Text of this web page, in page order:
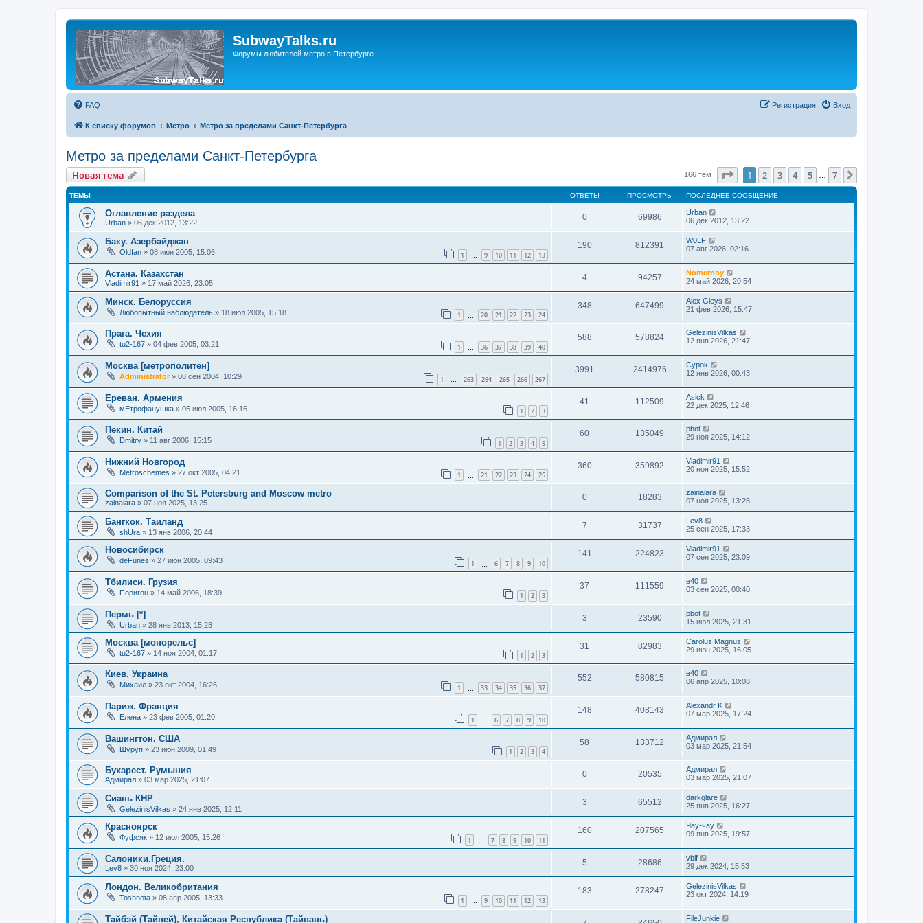
SubwayTalks.ru
Форумы любителей метро в Петербурге
FAQ Вход
Регистрация
К списку форумов Метро Метро за пределами Санкт-Петербурга
Метро за пределами Санкт-Петербурга
Новая тема 166 тем Страница1 из
1 2 3 4 5 7
ТЕМЫ ОТВЕТЫ ПРОСМОТРЫ ПОСЛЕДНЕЕ СООБЩЕНИЕ
Оглавление раздела
Urban » 06 дек 2012, 13:22
0 69986
Urban
06 дек 2012, 13:22
Баку. Азербайджан
Oldfan » 08 июн 2005, 15:06 1 … 9 10 11 12 13
190 812391
W0LF
07 авг 2026, 02:16
Астана. Казахстан
Vladimir91 » 17 май 2026, 23:05
4 94257
Nomernoy
24 май 2026, 20:54
Минск. Белоруссия
Любопытный наблюдатель » 18 июл 2005, 15:18 1 20 21 22 23 24
348 647499
Alex Gleys
21 фев 2026, 15:47
Прага. Чехия
tu2-167 » 04 фев 2005, 03:21 1 … 36 37 38 39 40
588 578824
GelezinisVilkas
12 янв 2026, 21:47
Москва [метрополитен]
Administrator» 08 сен 2004, 10:29 1 … 263 264 265 266 267
3991 2414976
Cypok
12 янв 2026, 00:43
Ереван. Армения
мЕтрофанушка » 05 июл 2005, 16:16 1 2 3
41 112509
Asick
22 дек 2025, 12:46
Пекин. Китай
Dmitry » 11 авг 2006, 15:15 1 2 3 4 5
60 135049
pbot
29 ноя 2025, 14:12
Нижний Новгород
Metroschemes » 27 окт 2005, 04:21 1 21 22 23 24 25
360 359892
Vladimir91
20 ноя 2025, 15:52
Comparison of the St. Petersburg and Moscow metro
zainalara » 07 ноя 2025, 13:25
0 18283
zainalara
07 ноя 2025, 13:25
Бангкок. Таиланд
shUra » 13 янв 2006, 20:44
7 31737
Lev8
25 сен 2025, 17:33
Новосибирск
deFunes » 27 июн 2005, 09:43 1 6 7 8 9 10
141 224823
Vladimir91
07 сен 2025, 23:09
Тбилиси. Грузия
Поригон » 14 май 2006, 18:39 1 2 3
37 111559
в40
03 сен 2025, 00:40
Пермь [*]
Urban » 28 янв 2013, 15:28
3 23590
pbot
15 июл 2025, 21:31
Москва [монорельс]
tu2-167 » 14 ноя 2004, 01:17 1 2 3
31 82983
Carolus Magnus
29 июн 2025, 16:05
Киев. Украина
Михаил » 23 окт 2004, 16:26 1 33 34 35 36 37
552 580815
в40
06 апр 2025, 10:08
Париж. Франция
Елена » 23 фев 2005, 01:20 1 … 6 7 8 9 10
148 408143
Alexandr K
07 мар 2025, 17:24
Вашингтон. США
Шуруп » 23 июн 2009, 01:49 1 2 3 4
58 133712
Адмирал
03 мар 2025, 21:54
Бухарест. Румыния
Адмирал » 03 мар 2025, 21:07
0 20535
Адмирал
03 мар 2025, 21:07
Сиань КНР
GelezinisVilkas » 24 янв 2025, 12:11
3 65512
darkglare
25 янв 2025, 16:27
Красноярск
Фуфсяк » 12 июл 2005, 15:26 1 … 7 8 9 10 11
160 207565
Чау-чау
09 янв 2025, 19:57
Салоники.Греция.
Lev8 » 30 ноя 2024, 23:00
5 28686
vbif
29 дек 2024, 15:53
Лондон. Великобритания
Toshnota » 08 апр 2005, 13:33 1 … 9 10 11 12 13
183 278247
GelezinisVilkas
23 окт 2024, 14:19
Тайбэй (Тайпей), Китайская Республика (Тайвань)
FileJunkie